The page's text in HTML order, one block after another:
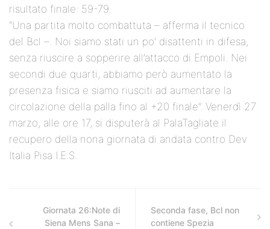
risultato finale: 59-79.
“Una partita molto combattuta – afferma il tecnico
del Bcl –. Noi siamo stati un po’ disattenti in difesa,
senza riuscire a sopperire all’attacco di Empoli. Nei
secondi due quarti, abbiamo però aumentato la
presenza fisica e siamo riusciti ad aumentare la
circolazione della palla fino al +20 finale”. Venerdì 27
marzo, alle ore 17, si disputerà al PalaTagliate il
recupero della nona giornata di andata contro Dev
Italia Pisa I.E.S.
Giornata 26:Note di
Siena Mens Sana –
Seconda fase, Bcl non
contiene Spezia